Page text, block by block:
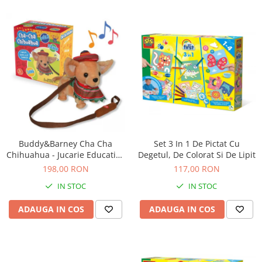
Jocuri cu litere
Jocuri cu numere
Jocuri de indemanare
Jocuri de carti
Jocuri interactive
Jocuri de podea
Carti pe alese
Carti pentru copii 1 an
Carti pentru copii 2 ani
Carti pentru copii 4 ani
Carti pentru copii 5 ani
Buddy&Barney Cha Cha
Chihuahua - Jucarie Educativa
de inalta calitate pentru copii
198,00 RON
IN STOC
ADAUGA IN COS
Set 3 In 1 De Pictat Cu
Degetul, De Colorat Si De Lipit
117,00 RON
IN STOC
ADAUGA IN COS